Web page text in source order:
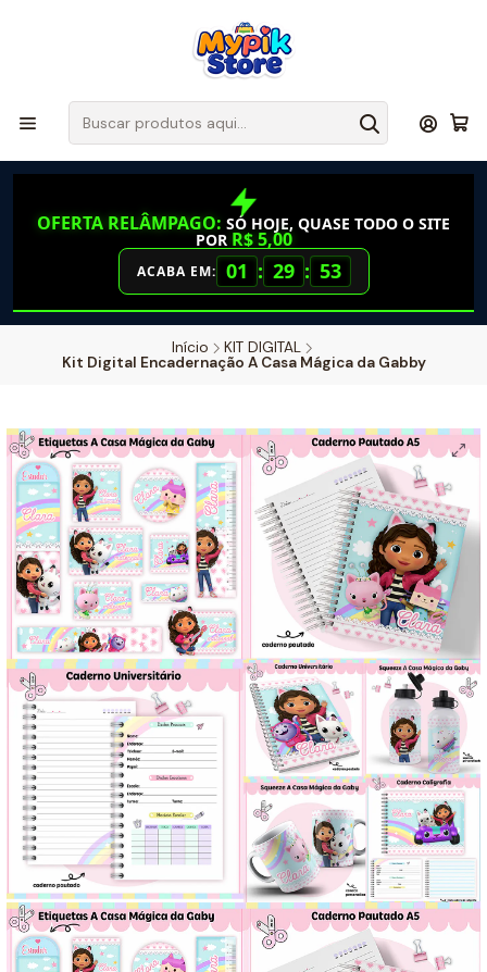
OFERTA RELÂMPAGO: SÓ HOJE, QUASE TODO O SITE
POR R$ 5,00
ACABA EM: 01 : 29 : 52
Início
KIT DIGITAL
Kit Digital Encadernação A Casa Mágica da Gabby